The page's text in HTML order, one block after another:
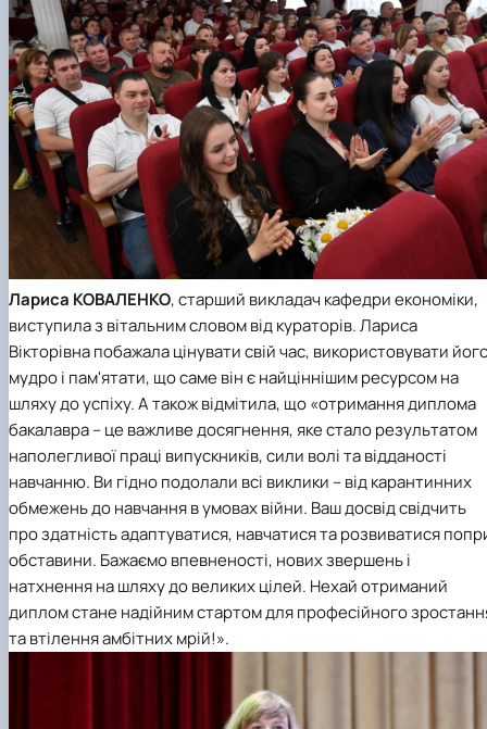
Лариса КОВАЛЕНКО, старший викладачкафедри економіки,
виступила з вітальним словом від кураторів. Лариса
Вікторівна побажала цінувати свій час, використовувати
мудро і пам'ятати, що саме він є найціннішим ресурсом на
шляху до успіху. А також відмітила, що «отримання диплома
бакалавра – це важливе досягнення, яке стало результатом
наполегливої праці випускників, сили волі та відданості
навчанню. Ви гідно подолали всі виклики – від карантинних
обмежень до навчання в умовах війни. Ваш досвід свідчить
про здатність адаптуватися, навчатися та розвиватися
обставини. Бажаємо впевненості, нових звершень і
натхнення на шляху до великих цілей. Нехай отриманий
диплом стане надійним стартом для професійного
та втілення амбітних мрій!».